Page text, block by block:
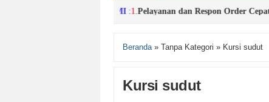
Pelayanan dan Respon Order
Beranda» Tanpa Kategori » Kursi sudut
Kursi sudut